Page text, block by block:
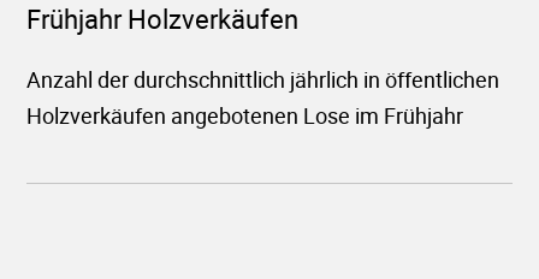
Frühjahr Holzverkäufen
Anzahl der durchschnittlich jährlich in öffentlichen
Holzverkäufen angebotenen Lose im Frühjahr